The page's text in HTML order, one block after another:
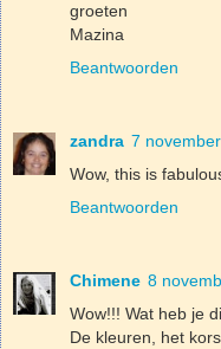
groeten
Mazina
Beantwoorden
zandra 7
Wow, this is
Beantwoorden
Chimene 8
Wow!!! Wat heb je
De kleuren, het